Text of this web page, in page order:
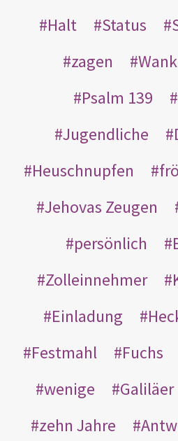
Halt
Status
zagen
Psalm 139
Jugendliche
Heuschnupfen
Jehovas Zeugen
persönlich
Zolleinnehmer
Einladung
Festmahl
Fuchs
wenige
Galiläer
zehn Jahre